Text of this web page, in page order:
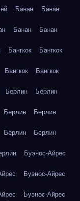
Банан Банан
Банан Банан
Бангкок Бангкок
Бангкок Бангкок
Берлин Берлин
Берлин Берлин
Берлин Берлин
Буэнос-Айрес
Буэнос-Айрес
Буэнос-Айрес